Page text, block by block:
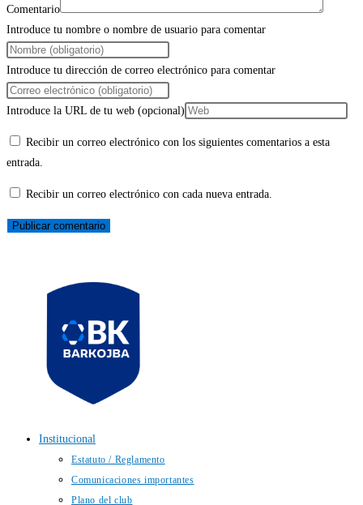
Comentario
Introduce tu nombre o nombre de usuario para comentar
Introduce tu dirección de correo electrónico para comentar
Introduce la URL de tu web (opcional)
Recibir un correo electrónico con los siguientes comentarios a esta
entrada.
Recibir un correo electrónico con cada nueva entrada.
Institucional
Estatuto / Reglamento
Comunicaciones importantes
Plano del club